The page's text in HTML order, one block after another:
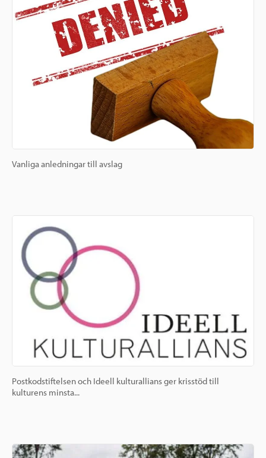
Vanliga anledningar till avslag
Postkodstiftelsen och Ideell kulturallians ger krisstöd till
kulturens minsta...